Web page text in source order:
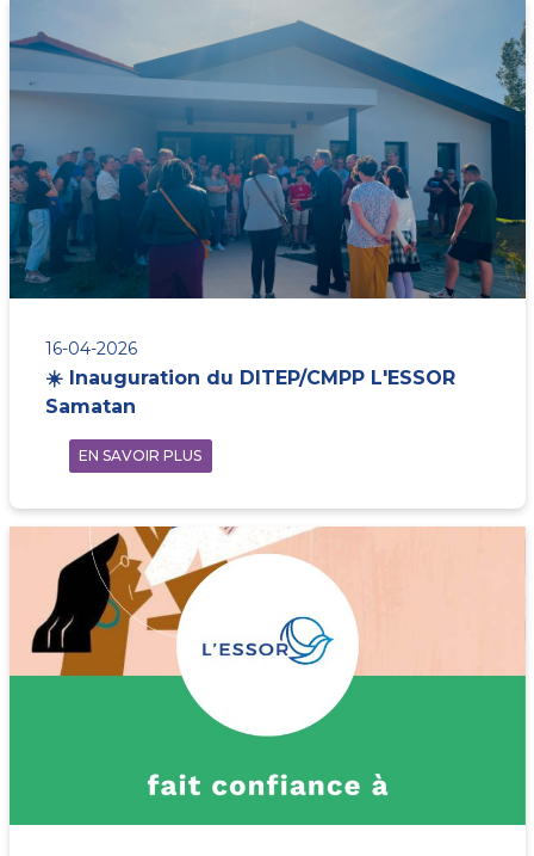
16-04-2026
☀️ Inauguration du DITEP/CMPP L'ESSOR
Samatan
EN SAVOIR PLUS